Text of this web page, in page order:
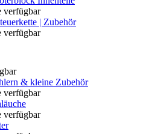
verfügbar
| Zubehör
verfügbar
& kleine Zubehör
verfügbar
verfügbar